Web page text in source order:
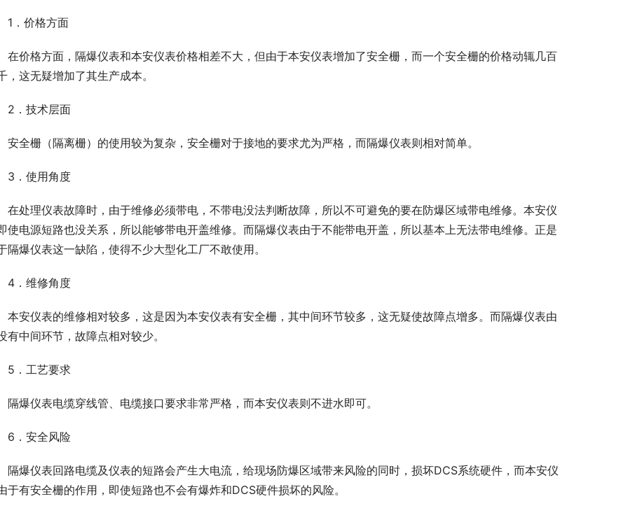
价格方面
价格方面，隔爆仪表和本安仪表价格相差不大，但由于本安仪表增加了安全栅，而一个安全栅的价格动辄几百
，这无疑增加了其生产成本。
技术层面
全栅（隔离栅）的使用较为复杂，安全栅对于接地的要求尤为严格，而隔爆仪表则相对简单。
使用角度
处理仪表故障时，由于维修必须带电，不带电没法判断故障，所以不可避免的要在防爆区域带电维修。本安仪
使电源短路也没关系，所以能够带电开盖维修。而隔爆仪表由于不能带电开盖，所以基本上无法带电维修。正是
隔爆仪表这一缺陷，使得不少大型化工厂不敢使用。
维修角度
安仪表的维修相对较多，这是因为本安仪表有安全栅，其中间环节较多，这无疑使故障点增多。而隔爆仪表由
有中间环节，故障点相对较少。
工艺要求
爆仪表电缆穿线管、电缆接口要求非常严格，而本安仪表则不进水即可。
安全风险
爆仪表回路电缆及仪表的短路会产生大电流，给现场防爆区域带来风险的同时，损坏DCS系统硬件，而本安仪
于有安全栅的作用，即使短路也不会有爆炸和DCS硬件损坏的风险。